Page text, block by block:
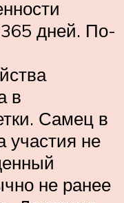
дней. По-
в
Самец в
участия не
не ранее